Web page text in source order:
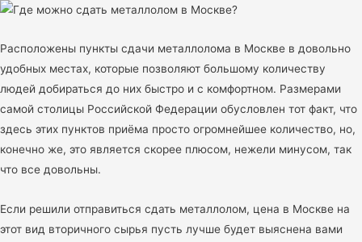
Расположены пункты сдачи металлолома в Москве в довольно
удобных местах, которые позволяют большому количеству
людей добираться до них быстро и с комфортном. Размерами
самой столицы Российской Федерации обусловлен тот факт, что
здесь этих пунктов приёма просто огромнейшее количество, но,
конечно же, это является скорее плюсом, нежели минусом, так
что все довольны.
Если решили отправиться сдать металлолом, цена в Москве на
этот вид вторичного сырья пусть лучше будет выяснена вами